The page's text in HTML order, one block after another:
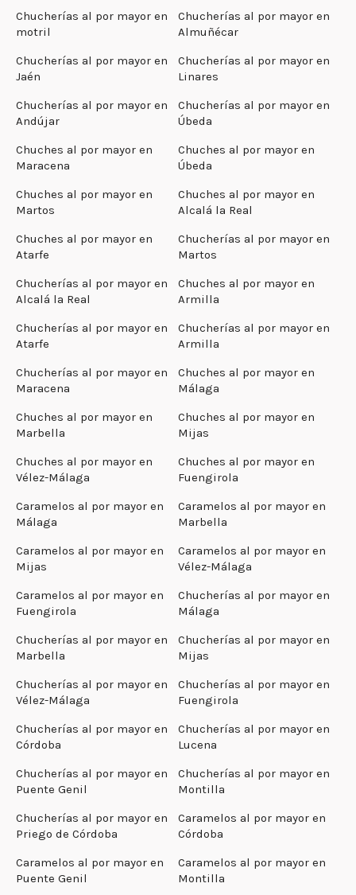
Chucherías al por mayor en
motril
Chucherías al por mayor en
Almuñécar
Chucherías al por mayor en
Jaén
Chucherías al por mayor en
Linares
Chucherías al por mayor en
Andújar
Chucherías al por mayor en
Úbeda
Chuches al por mayor en
Maracena
Chuches al por mayor en
Úbeda
Chuches al por mayor en
Martos
Chuches al por mayor en
Alcalá la Real
Chuches al por mayor en
Atarfe
Chucherías al por mayor en
Martos
Chucherías al por mayor en
Alcalá la Real
Chuches al por mayor en
Armilla
Chucherías al por mayor en
Atarfe
Chucherías al por mayor en
Armilla
Chucherías al por mayor en
Maracena
Chuches al por mayor en
Málaga
Chuches al por mayor en
Marbella
Chuches al por mayor en
Mijas
Chuches al por mayor en
Vélez-Málaga
Chuches al por mayor en
Fuengirola
Caramelos al por mayor en
Málaga
Caramelos al por mayor en
Marbella
Caramelos al por mayor en
Mijas
Caramelos al por mayor en
Vélez-Málaga
Caramelos al por mayor en
Fuengirola
Chucherías al por mayor en
Málaga
Chucherías al por mayor en
Marbella
Chucherías al por mayor en
Mijas
Chucherías al por mayor en
Vélez-Málaga
Chucherías al por mayor en
Fuengirola
Chucherías al por mayor en
Córdoba
Chucherías al por mayor en
Lucena
Chucherías al por mayor en
Puente Genil
Chucherías al por mayor en
Montilla
Chucherías al por mayor en
Priego de Córdoba
Caramelos al por mayor en
Córdoba
Caramelos al por mayor en
Puente Genil
Caramelos al por mayor en
Montilla